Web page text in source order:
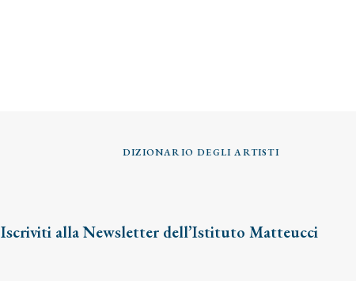
DIZIONARIO DEGLI ARTISTI
Iscriviti alla Newsletter dell’Istituto Matteucci